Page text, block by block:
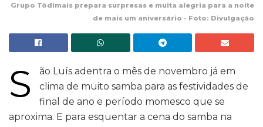
Grupo Tôdimais prepara surpresas e muita alegria para a noite
de mais um aniversário - Foto: Divulgação
S
ão Luís adentra o mês de novembro já em
clima de muito samba para as festividades de
final de ano e período momesco que se
aproxima. E para esquentar a cena do samba na